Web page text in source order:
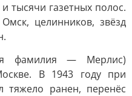
тысячи газетных полос.
целинников, звёзд
фамилия — Мерлис)
В 1943 году при
тяжело ранен, перенёс